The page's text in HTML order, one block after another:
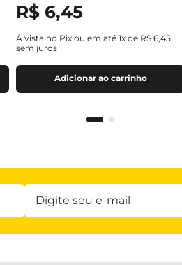
R$ 6,45
À vista no Pix ou em até 1x de R$ 6,45
sem juros
Adicionar ao carrinho